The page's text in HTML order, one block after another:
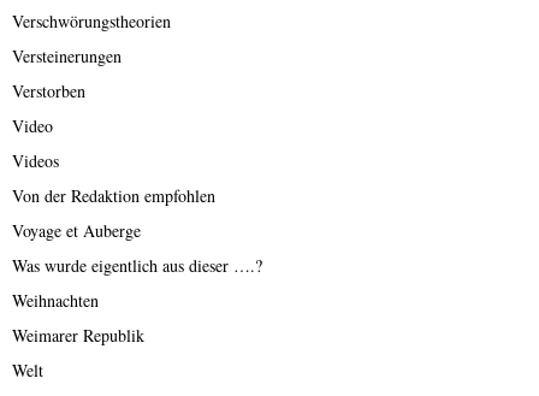
Verschwörungstheorien
Versteinerungen
Verstorben
Video
Videos
Von der Redaktion empfohlen
Voyage et Auberge
Was wurde eigentlich aus dieser ….?
Weihnachten
Weimarer Republik
Welt